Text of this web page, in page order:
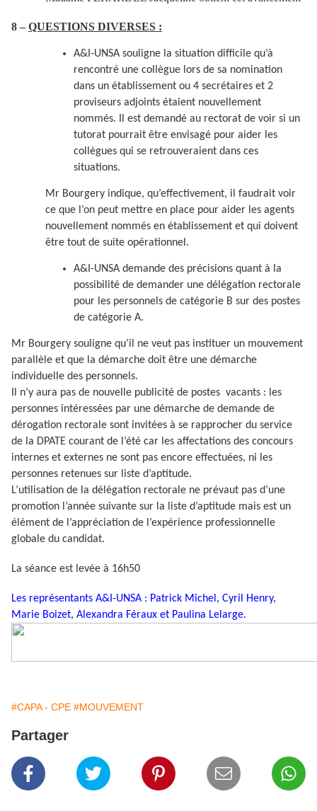
8 – QUESTIONS DIVERSES :
A&I-UNSA souligne la situation difficile qu’à
rencontré une collègue lors de sa nomination
dans un établissement ou 4 secrétaires et 2
proviseurs adjoints étaient nouvellement
nommés. Il est demandé au rectorat de voir si un
tutorat pourrait être envisagé pour aider les
collègues qui se retrouveraient dans ces
situations.
Mr Bourgery indique, qu’effectivement, il faudrait voir
ce que l’on peut mettre en place pour aider les agents
nouvellement nommés en établissement et qui doivent
être tout de suite opérationnel.
A&I-UNSA demande des précisions quant à la
possibilité de demander une délégation rectorale
pour les personnels de catégorie B sur des postes
de catégorie A.
Mr Bourgery souligne qu’il ne veut pas instituer un mouvement
parallèle et que la démarche doit être une démarche
individuelle des personnels.
Il n’y aura pas de nouvelle publicité de postes vacants : les
personnes intéressées par une démarche de demande de
dérogation rectorale sont invitées à se rapprocher du service
de la DPATE courant de l’été car les affectations des concours
internes et externes ne sont pas encore effectuées, ni les
personnes retenues sur liste d’aptitude.
L’utilisation de la délégation rectorale ne prévaut pas d’une
promotion l’année suivante sur la liste d’aptitude mais est un
élément de l’appréciation de l’expérience professionnelle
globale du candidat.
La séance est levée à 16h50
Les représentants A&I-UNSA : Patrick Michel, Cyril Henry,
Marie Boizet, Alexandra Féraux et Paulina Lelarge.
#CAPA - CPE #MOUVEMENT
Partager